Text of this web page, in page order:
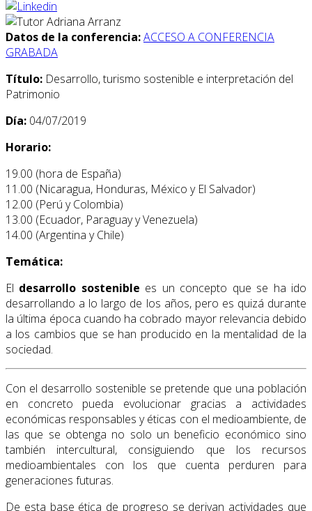
Datos de la conferencia:ACCESO A CONFERENCIA
GRABADA
Título: Desarrollo, turismo sostenible e interpretación del
Patrimonio
Día: 04/07/2019
Horario:
19.00 (hora de España)
11.00 (Nicaragua, Honduras, México y El Salvador)
12.00 (Perú y Colombia)
13.00 (Ecuador, Paraguay y Venezuela)
14.00 (Argentina y Chile)
Temática:
El desarrollo sostenible es un concepto que se ha ido
desarrollando a lo largo de los años, pero es quizá durante
la última época cuando ha cobrado mayor relevancia debido
a los cambios que se han producido en la mentalidad de la
sociedad.
Con el desarrollo sostenible se pretende que una población
en concreto pueda evolucionar gracias a actividades
económicas responsables y éticas con el medioambiente, de
las que se obtenga no solo un beneficio económico sino
también intercultural, consiguiendo que los recursos
medioambientales con los que cuenta perduren para
generaciones futuras.
De esta base ética de progreso se derivan actividades que